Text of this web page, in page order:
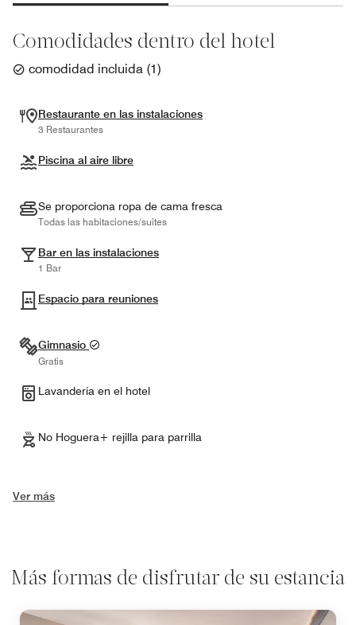
Comodidades dentro del hotel
comodidad incluida (1)
Restaurante en las instalaciones
3 Restaurantes
Piscina al aire libre
Se proporciona ropa de cama fresca
Todas las habitaciones/suites
Bar en las instalaciones
1 Bar
Espacio para reuniones
Gimnasio
Gratis
Lavandería en el hotel
No Hoguera+ rejilla para parrilla
Ver más
Más formas de disfrutar de su estancia